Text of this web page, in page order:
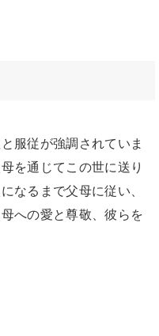
服従が強調されていま
を通じてこの世に送り
なるまで父母に従い、
への愛と尊敬、彼らを